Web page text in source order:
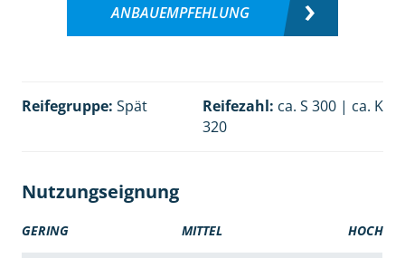
ANBAUEMPFEHLUNG
Reifegruppe: Spät Reifezahl: ca. S 300 | ca. K
320
Nutzungseignung
GERING MITTEL HOCH